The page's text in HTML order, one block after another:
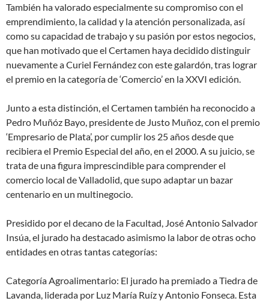
También ha valorado especialmente su compromiso con el
emprendimiento, la calidad y la atención personalizada, así
como su capacidad de trabajo y su pasión por estos negocios,
que han motivado que el Certamen haya decidido distinguir
nuevamente a Curiel Fernández con este galardón, tras lograr
el premio en la categoría de ‘Comercio’ en la XXVI edición.
Junto a esta distinción, el Certamen también ha reconocido a
Pedro Muñóz Bayo, presidente de Justo Muñoz, con el premio
‘Empresario de Plata’, por cumplir los 25 años desde que
recibiera el Premio Especial del año, en el 2000. A su juicio, se
trata de una figura imprescindible para comprender el
comercio local de Valladolid, que supo adaptar un bazar
centenario en un multinegocio.
Presidido por el decano de la Facultad, José Antonio Salvador
Insúa, el jurado ha destacado asimismo la labor de otras ocho
entidades en otras tantas categorías:
Categoría Agroalimentario: El jurado ha premiado a Tiedra de
Lavanda, liderada por Luz María Ruíz y Antonio Fonseca. Esta